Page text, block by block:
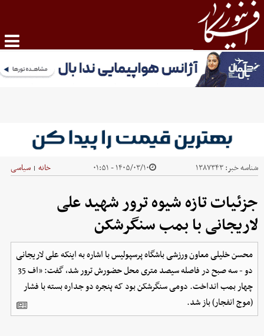
شناسه خبر:۱۳۸۷۳۴۳ ۱۴۰۵/۰۳/۱۰ - ۰۱:۵۱ خانه | سیاسی
جزئیات تازه شیوه ترور شهید علی
لاریجانی با بمب سنگرشکن
محسن خلیلی معاون ورزشی باشگاه پرسپولیس با اشاره به اینکه علی لاریجانی
دو - سه صبح در فاصله سیصد متری محل حضورش ترور شد، گفت: «اف 35
چهار بمب انداخت. دومی سنگرشکن بود که پنجره دو جداره بسته با فشار
(موج انفجار) باز شد.